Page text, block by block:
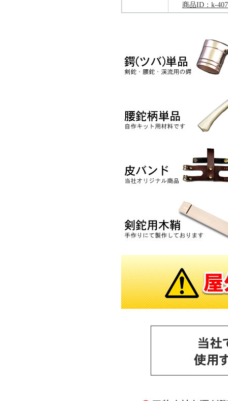
商品ID：k-407